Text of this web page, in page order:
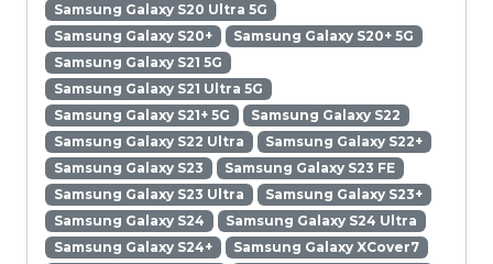
Samsung Galaxy S20 Ultra 5G
Samsung Galaxy S20+
Samsung Galaxy S20+ 5G
Samsung Galaxy S21 5G
Samsung Galaxy S21 Ultra 5G
Samsung Galaxy S21+ 5G
Samsung Galaxy S22
Samsung Galaxy S22 Ultra
Samsung Galaxy S22+
Samsung Galaxy S23
Samsung Galaxy S23 FE
Samsung Galaxy S23 Ultra
Samsung Galaxy S23+
Samsung Galaxy S24
Samsung Galaxy S24 Ultra
Samsung Galaxy S24+
Samsung Galaxy XCover7